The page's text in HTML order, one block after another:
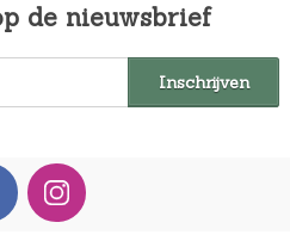
de nieuwsbrief